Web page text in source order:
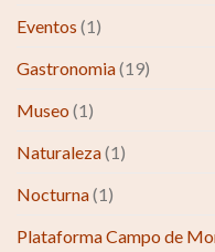
Eventos (1)
Gastronomia(19)
Museo (1)
Naturaleza(1)
Nocturna(1)
Plataforma Campo de